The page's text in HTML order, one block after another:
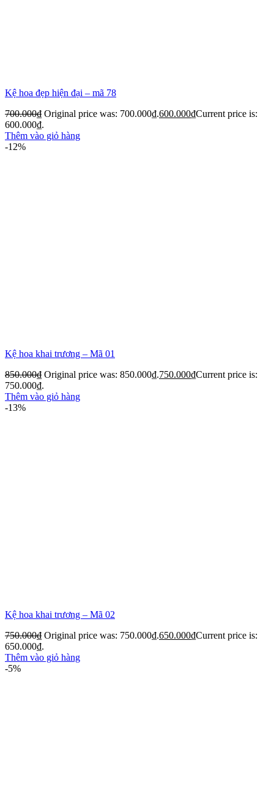
Kệ hoa đẹp hiện đại – mã 78
700.000₫ Original price was: 700.000₫.600.000₫Current price is:
600.000₫.
Thêm vào giỏ hàng
-12%
Kệ hoa khai trương – Mã 01
850.000₫ Original price was: 850.000₫.750.000₫Current price is:
750.000₫.
Thêm vào giỏ hàng
-13%
Kệ hoa khai trương – Mã 02
750.000₫ Original price was: 750.000₫.650.000₫Current price is:
650.000₫.
Thêm vào giỏ hàng
-5%